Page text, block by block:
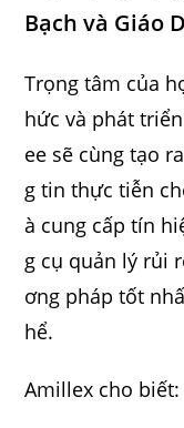
Bạch và Giáo
Trọng tâm của
hức và phát
ee sẽ cùng tạo
g tin thực tiễn
à cung cấp tín
g cụ quản lý rủi
ơng pháp tốt
hể.
Amillex cho biết: